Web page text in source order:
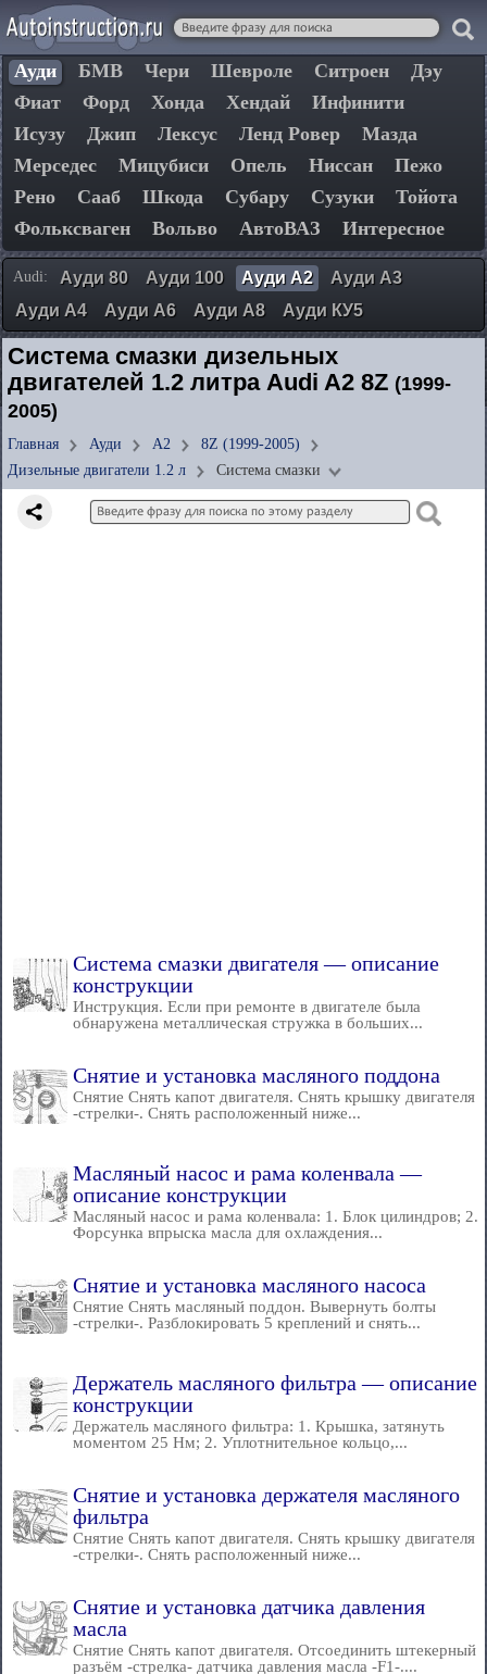
Ауди БМВ Чери Шевроле Ситроен
Дэу
Фиат
Форд Хонда Хендай
Инфинити
Исузу
Джип Лексус Ленд Ровер
Мазда
Мерседес
Мицубиси Опель Ниссан
Пежо
Рено
Сааб Шкода Субару Сузуки
Тойота
Фольксваген
Вольво АвтоВАЗ Интересное
Audi: Ауди 80 Ауди 100 Ауди А2
Ауди А3
Ауди А4
Ауди А6 Ауди А8 Ауди КУ5
Система смазки дизельных
двигателей 1.2 литра Audi A2 8Z (1999-
2005)
Главная Ауди А2
8Z (1999-2005)
Дизельные двигатели 1.2 л
Система смазки
Система смазки двигателя — описание
конструкции
Инструкция. Если при ремонте в двигателе была
обнаружена металлическая стружка в больших...
Снятие и установка масляного поддона
Снятие Снять капот двигателя. Снять крышку двигателя
-стрелки-. Снять расположенный ниже...
Масляный насос и рама коленвала —
описание конструкции
Масляный насос и рама коленвала: 1. Блок цилиндров; 2.
Форсунка впрыска масла для охлаждения...
Снятие и установка масляного насоса
Снятие Снять масляный поддон. Вывернуть болты
-стрелки-. Разблокировать 5 креплений и снять...
Держатель масляного фильтра — описание
конструкции
Держатель масляного фильтра: 1. Крышка, затянуть
моментом 25 Нм; 2. Уплотнительное кольцо,...
Снятие и установка держателя масляного
фильтра
Снятие Снять капот двигателя. Снять крышку двигателя
-стрелки-. Снять расположенный ниже...
Снятие и установка датчика давления
масла
Снятие Снять капот двигателя. Отсоединить штекерный
разъём -стрелка- датчика давления масла -F1-....